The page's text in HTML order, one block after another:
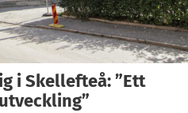
i Skellefteå: ”Ett